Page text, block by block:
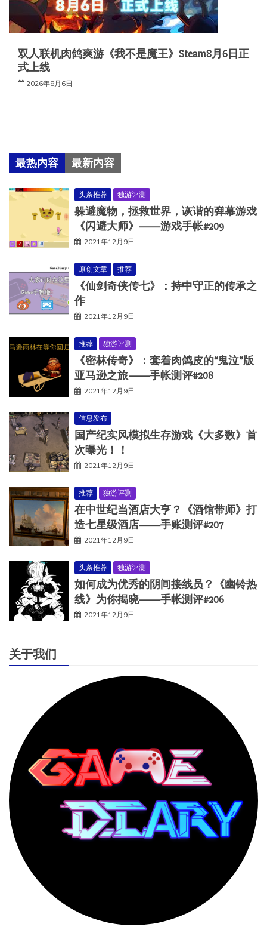
双人联机肉鸽爽游《我不是魔王》Steam8月6日正
式上线
2026年8月6日
最热内容 最新内容
头条推荐 独游评测
躲避魔物，拯救世界，诙谐的弹幕游戏
《闪避大师》——游戏手帐#209
2021年12月9日
原创文章 推荐
《仙剑奇侠传七》：持中守正的传承之
作
2021年12月9日
推荐 独游评测
《密林传奇》：套着肉鸽皮的“鬼泣”版
亚马逊之旅——手帐测评#208
2021年12月9日
信息发布
国产纪实风模拟生存游戏《大多数》首
次曝光！！
2021年12月9日
推荐 独游评测
在中世纪当酒店大亨？《酒馆带师》打
造七星级酒店——手账测评#207
2021年12月9日
头条推荐 独游评测
如何成为优秀的阴间接线员？《幽铃热
线》为你揭晓——手帐测评#206
2021年12月9日
关于我们